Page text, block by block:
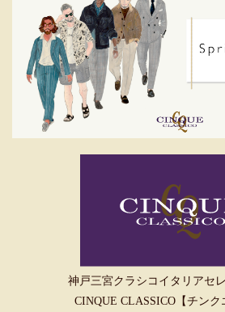
神戸三宮クラシコイタリアセ
CINQUE CLASSICO【チンク